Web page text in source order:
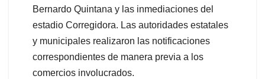
Bernardo Quintana y las inmediaciones del
estadio Corregidora. Las autoridades estatales
y municipales realizaron las notificaciones
correspondientes de manera previa a los
comercios involucrados.